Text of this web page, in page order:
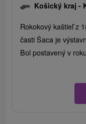
Košický kraj -
Rokokový kaštieľ z
časti Šaca je
Bol postavený v